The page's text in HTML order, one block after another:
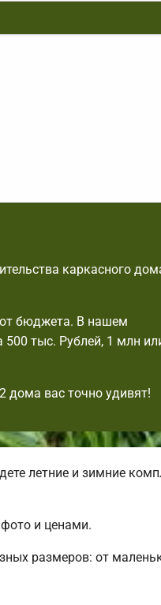
каркасного
бюджета. В нашем
тыс. Рублей, 1 млн
дома вас точно удивят!
летние и зимние
и ценами.
размеров: от